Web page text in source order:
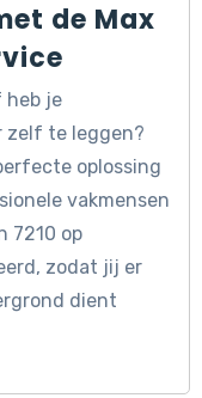
de Max
heb je
zelf te leggen?
oplossing
vakmensen
7210 op
zodat jij er
dient